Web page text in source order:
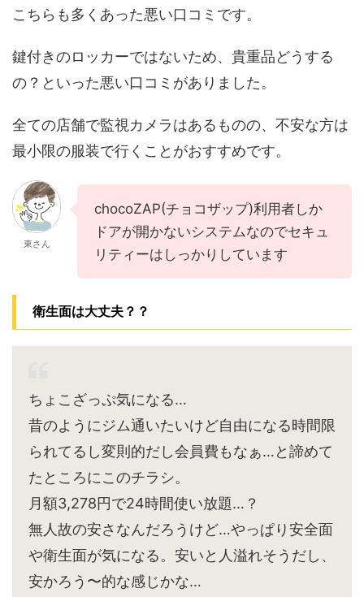
こちらも多くあった悪い口コミです。
鍵付きのロッカーではないため、貴重品どうする
の？といった悪い口コミがありました。
全ての店舗で監視カメラはあるものの、不安な方は
最小限の服装で行くことがおすすめです。
東さん
chocoZAP(チョコザップ)利用者しか
ドアが開かないシステムなのでセキュ
リティーはしっかりしています
衛生面は大丈夫？？
ちょこざっぷ気になる…
昔のようにジム通いたいけど自由になる時間限
られてるし変則的だし会員費もなぁ…と諦めて
たところにこのチラシ。
月額3,278円で24時間使い放題…？
無人故の安さなんだろうけど…やっぱり安全面
や衛生面が気になる。安いと人溢れそうだし、
安かろう〜的な感じかな…